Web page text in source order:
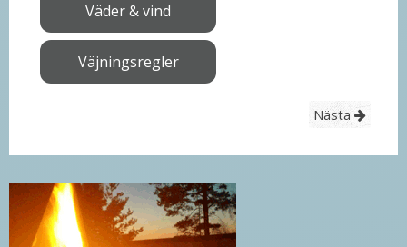
Väder & vind
Väjningsregler
Nästa